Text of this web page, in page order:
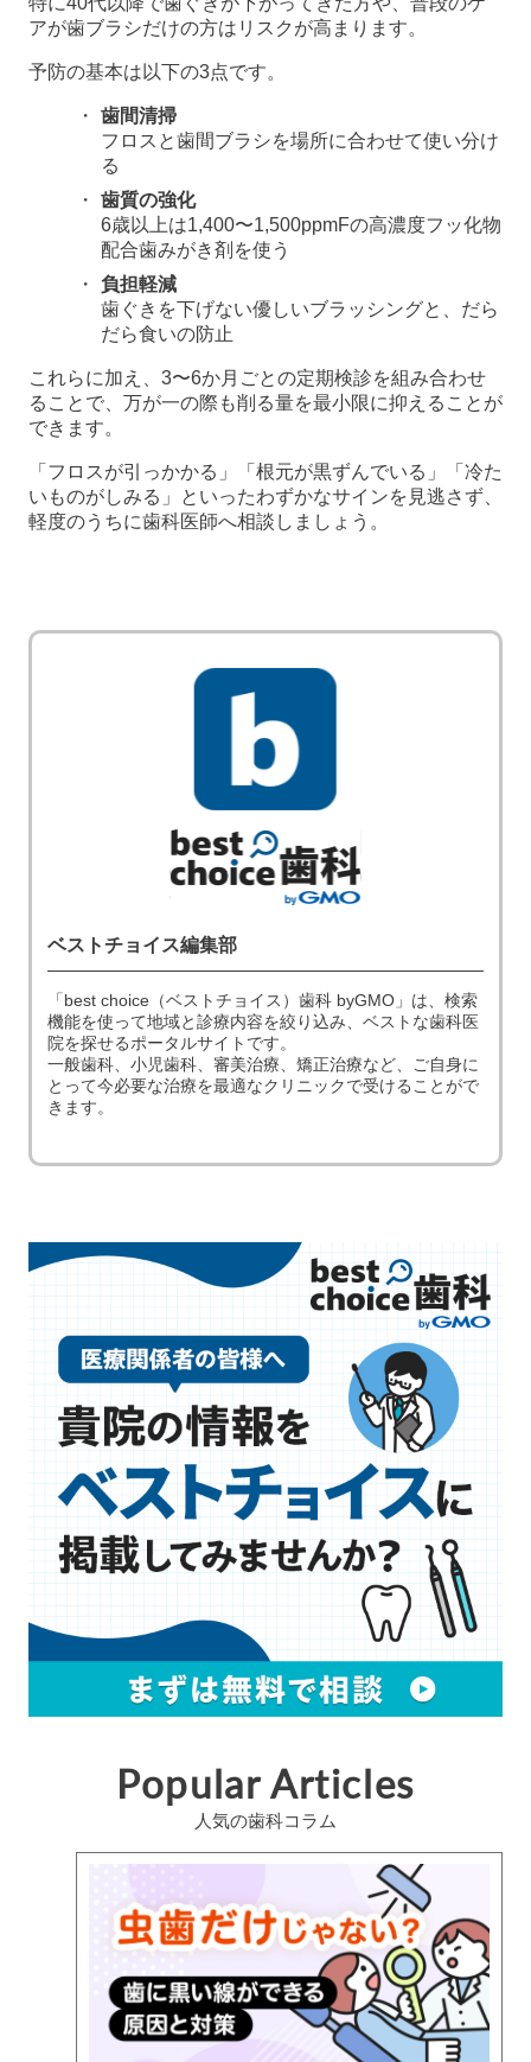
アが歯ブラシだけの方はリスクが高まります。
予防の基本は以下の3点です。
歯間清掃
フロスと歯間ブラシを場所に合わせて使い分け
る
歯質の強化
6歳以上は1,400〜1,500ppmFの高濃度フッ化物
配合歯みがき剤を使う
負担軽減
歯ぐきを下げない優しいブラッシングと、だら
だら食いの防止
これらに加え、3〜6か月ごとの定期検診を組み合わせ
ることで、万が一の際も削る量を最小限に抑えることが
できます。
「フロスが引っかかる」「根元が黒ずんでいる」「冷た
いものがしみる」といったわずかなサインを見逃さず、
軽度のうちに歯科医師へ相談しましょう。
ベストチョイス編集部
「best choice（ベストチョイス）歯科 byGMO」は、検索
機能を使って地域と診療内容を絞り込み、ベストな歯科医
院を探せるポータルサイトです。
一般歯科、小児歯科、審美治療、矯正治療など、ご自身に
とって今必要な治療を最適なクリニックで受けることがで
きます。
Popular Articles
人気の歯科コラム